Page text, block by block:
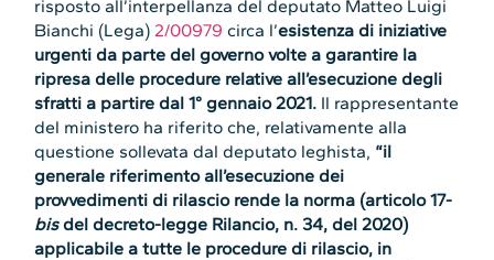
risposto all’interpellanza del deputato Matteo Luigi
Bianchi (Lega) 2/00979 circa l’esistenza di iniziative
urgenti da parte del governo volte a garantire la
ripresa delle procedure relative all’esecuzione degli
sfratti a partire dal 1° gennaio 2021. Il rappresentante
del ministero ha riferito che, relativamente alla
questione sollevata dal deputato leghista, “il
generale riferimento all’esecuzione dei
provvedimenti di rilascio rende la norma (articolo 17-
bisdel decreto-legge Rilancio, n. 34, del 2020)
applicabile a tutte le procedure di rilascio, in